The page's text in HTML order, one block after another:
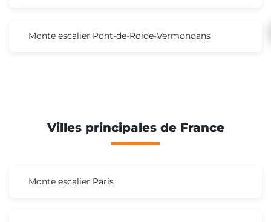
Monte escalier Pont-de-Roide-Vermondans
Villes principales de France
Monte escalier Paris